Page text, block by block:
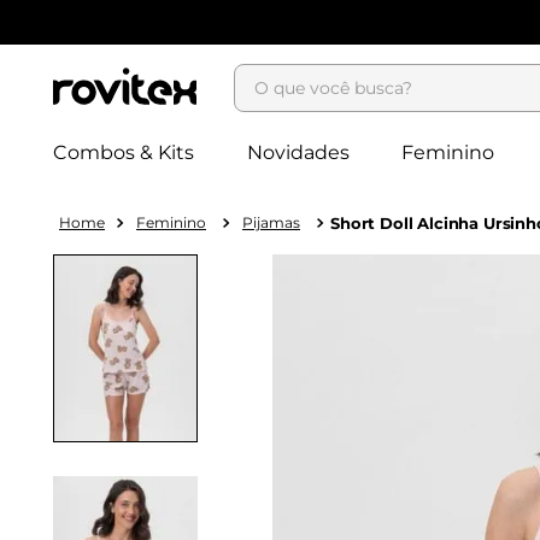
O que você busca?
Combos & Kits Novidades Feminino
Feminino Pijamas Short Doll Alcinha